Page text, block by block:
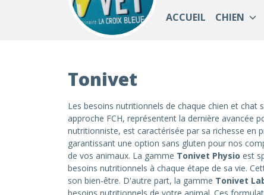
ACCUEIL CHIEN
Tonivet
Les besoins nutritionnels de chaque chien et
approche FCH, représentent la dernière avancée
nutritionniste, est caractérisée par sa richesse en
garantissant une option sans gluten pour nos
de vos animaux. La gamme Tonivet Physio est
besoins nutritionnels à chaque étape de sa vie.
son bien-être. D'autre part, la gamme Tonivet